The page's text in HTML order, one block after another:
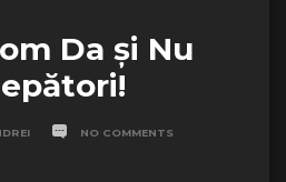
Da și Nu
NO COMMENTS